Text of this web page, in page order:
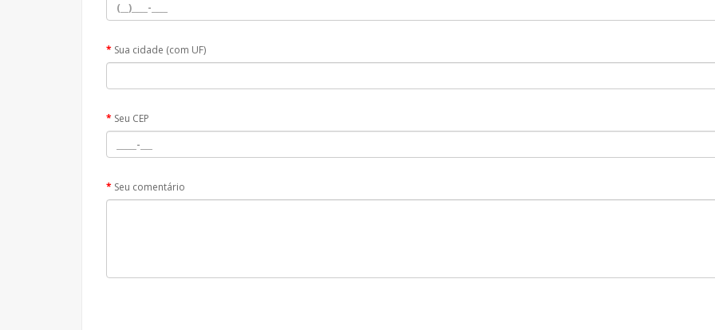
Sua cidade (com UF)
Seu CEP
Seu comentário